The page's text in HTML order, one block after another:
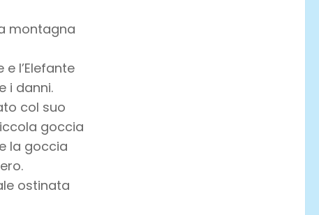
montagna
l’Elefante
i danni.
col suo
goccia
la goccia
ostinata